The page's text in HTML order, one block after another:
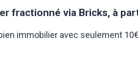
fractionné via Bricks, à
immobilier avec seulement